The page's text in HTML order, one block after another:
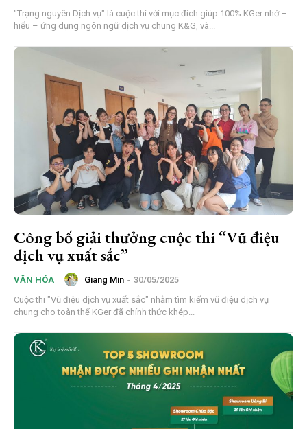
"Trạng nguyên Dịch vụ" là cuộc thi với mục đích giúp 100% KGer nhớ –
hiểu – ứng dụng ngôn ngữ dịch vụ chung K&G, và...
Công bố giải thưởng cuộc thi “Vũ điệu
dịch vụ xuất sắc”
VĂN HÓA Giang Min - 30/05/2025
Cuộc thi "Vũ điệu dịch vụ xuất sắc" nhằm tìm kiếm vũ điệu dịch vụ
chung cho toàn thể KGer đã chính thức khép...